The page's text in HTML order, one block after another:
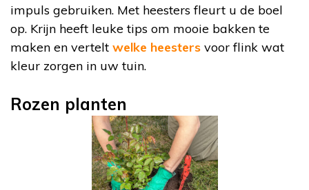
impuls gebruiken. Met heesters fleurt u de boel
op. Krijn heeft leuke tips om mooie bakken te
maken en vertelt welke heesters voor flink wat
kleur zorgen in uw tuin.
Rozen planten